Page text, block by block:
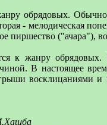
обрядовых.
- мелодическая
пиршество ("ачара"),
к жанру
В настоящее
восклицаниями